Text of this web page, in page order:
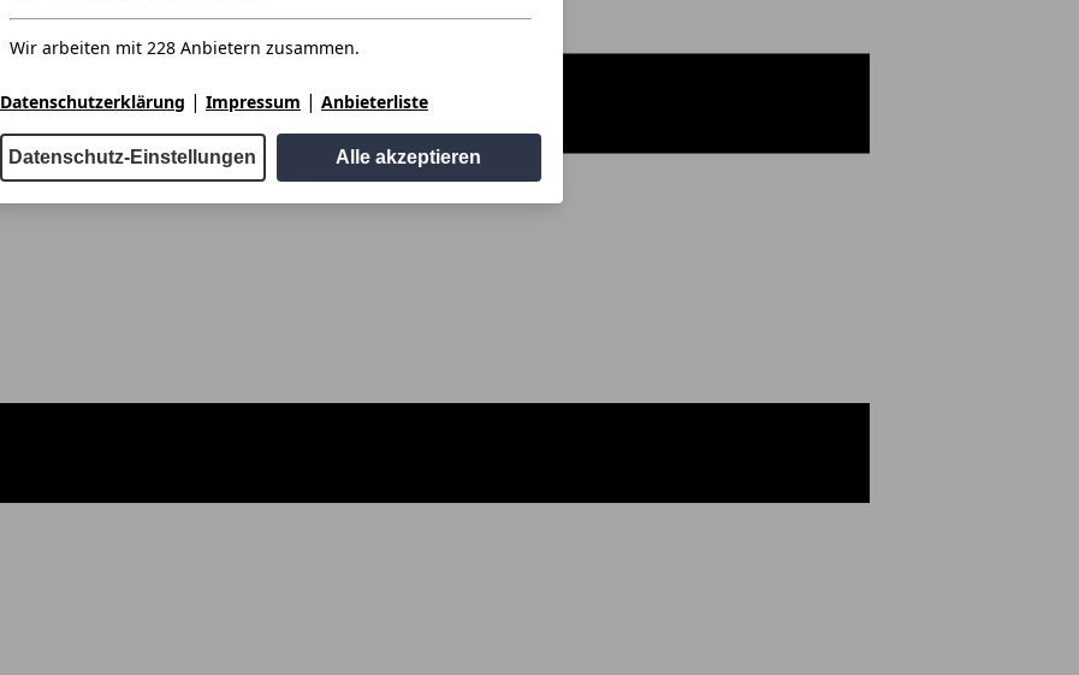
Wir arbeiten mit 228 Anbietern zusammen.
Datenschutzerklärung | Impressum | Anbieterliste
Datenschutz-Einstellungen Alle akzeptieren